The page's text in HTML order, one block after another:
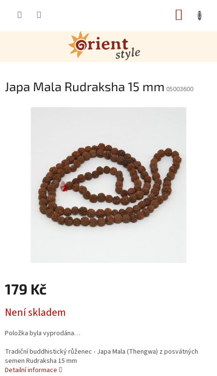
Japa Mala Rudraksha 15 mm 05003600
179 Kč
Není skladem
Položka byla vyprodána…
Tradiční buddhistický růženec - Japa Mala (Thengwa) z posvátných
semen Rudraksha 15 mm
Detailní informace